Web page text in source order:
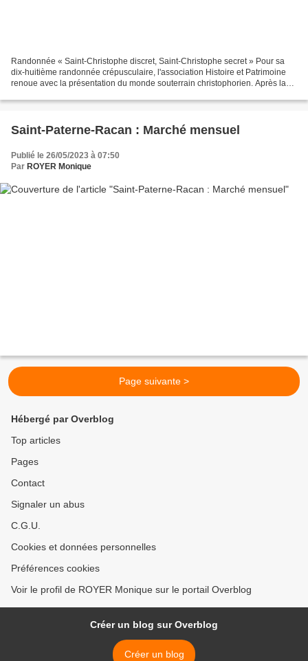
Randonnée « Saint-Christophe discret, Saint-Christophe secret » Pour sa
dix-huitième randonnée crépusculaire, l'association Histoire et Patrimoine
renoue avec la présentation du monde souterrain christophorien. Après la
Saint-Paterne-Racan : Marché mensuel
Publié le 26/05/2023 à 07:50
Par ROYER Monique
Page suivante >
Hébergé par Overblog
Top articles
Pages
Contact
Signaler un abus
C.G.U.
Cookies et données personnelles
Préférences cookies
Voir le profil de ROYER Monique sur le portail Overblog
Créer un blog sur Overblog
Créer un blog